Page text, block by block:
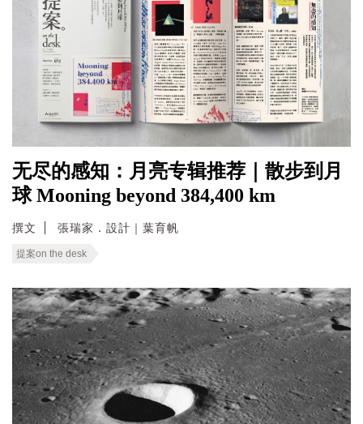
无尽的感知：月亮专辑推荐｜散步到月
球 Mooning beyond 384,400 km
撰文 張瑞家．設計｜葉育帆
提案on the desk